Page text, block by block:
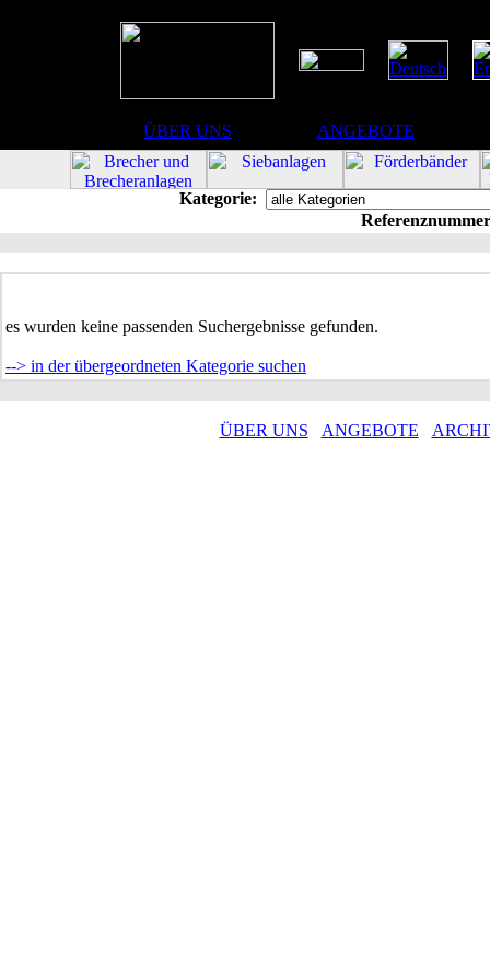
ÜBER UNS ANGEBOTE
Kategorie:
es wurden keine passenden Suchergebnisse gefunden.
--> in der übergeordneten Kategorie suchen
ÜBER UNS ANGEBOTE